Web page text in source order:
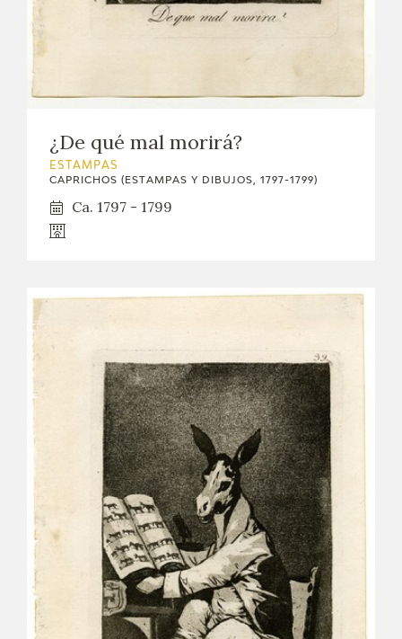
¿De qué mal morirá?
ESTAMPAS
CAPRICHOS (ESTAMPAS Y DIBUJOS, 1797-1799)
Ca. 1797 - 1799